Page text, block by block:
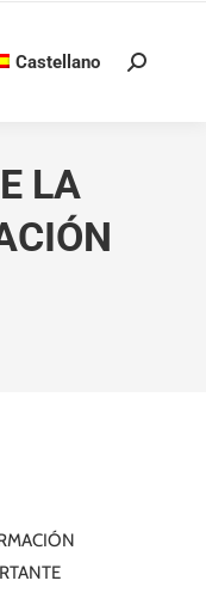
Castellano Buscar:
LA